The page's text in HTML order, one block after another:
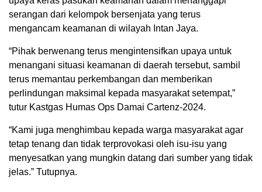
serangan dari kelompok bersenjata yang terus
mengancam keamanan di wilayah Intan Jaya.
“Pihak berwenang terus mengintensifkan upaya untuk
menangani situasi keamanan di daerah tersebut, sambil
terus memantau perkembangan dan memberikan
perlindungan maksimal kepada masyarakat setempat,”
tutur Kastgas Humas Ops Damai Cartenz-2024.
“Kami juga menghimbau kepada warga masyarakat agar
tetap tenang dan tidak terprovokasi oleh isu-isu yang
menyesatkan yang mungkin datang dari sumber yang tidak
jelas.” Tutupnya.